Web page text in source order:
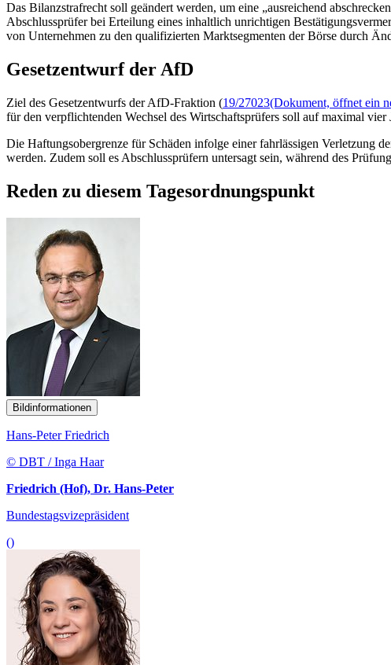
Das Bilanzstrafrecht soll geändert werden, um eine „ausreichend
Abschlussprüfer bei Erteilung eines inhaltlich unrichtigen
von Unternehmen zu den qualifizierten Marktsegmenten der Börse durch
Gesetzentwurf der AfD
Ziel des Gesetzentwurfs der AfD-Fraktion (19/27023(Dokument, öffnet ein
für den verpflichtenden Wechsel des Wirtschaftsprüfers soll auf maximal vier
Die Haftungsobergrenze für Schäden infolge einer fahrlässigen Verletzung
werden. Zudem soll es Abschlussprüfern untersagt sein, während des
Reden zu diesem Tagesordnungspunkt
Bildinformationen
Hans-Peter Friedrich
© DBT / Inga Haar
Friedrich (Hof), Dr. Hans-Peter
Bundestagsvizepräsident
()